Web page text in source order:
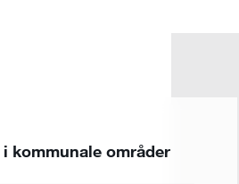
kommunale områder